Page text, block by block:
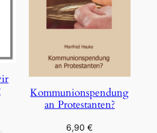
Kommunionspendung
an Protestanten?
6,90€